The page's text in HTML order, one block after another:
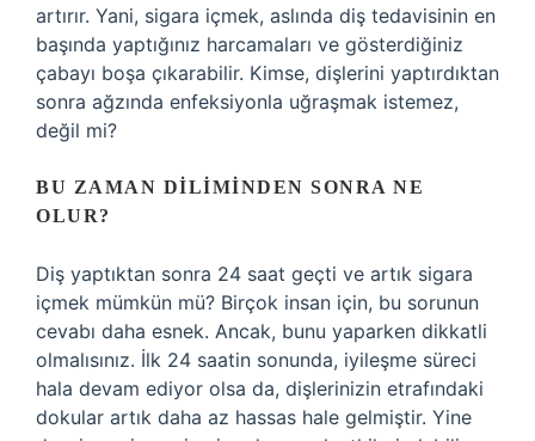
artırır. Yani, sigara içmek, aslında diş tedavisinin en
başında yaptığınız harcamaları ve gösterdiğiniz
çabayı boşa çıkarabilir. Kimse, dişlerini yaptırdıktan
sonra ağzında enfeksiyonla uğraşmak istemez,
değil mi?
BU ZAMAN DILIMINDEN SONRA NE
OLUR?
Diş yaptıktan sonra 24 saat geçti ve artık sigara
içmek mümkün mü? Birçok insan için, bu sorunun
cevabı daha esnek. Ancak, bunu yaparken dikkatli
olmalısınız. İlk 24 saatin sonunda, iyileşme süreci
hala devam ediyor olsa da, dişlerinizin etrafındaki
dokular artık daha az hassas hale gelmiştir. Yine